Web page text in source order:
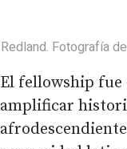
Redland. Fotografía
El fellowship fue
amplificar